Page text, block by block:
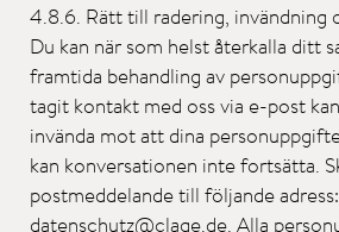
4.8.6. Rätt till radering, invändning
Du kan när som helst återkalla ditt
framtida behandling av
tagit kontakt med oss via e-post
invända mot att dina
kan konversationen inte fortsätta.
postmeddelande till följande adress:
datenschutz@clage.de. Alla